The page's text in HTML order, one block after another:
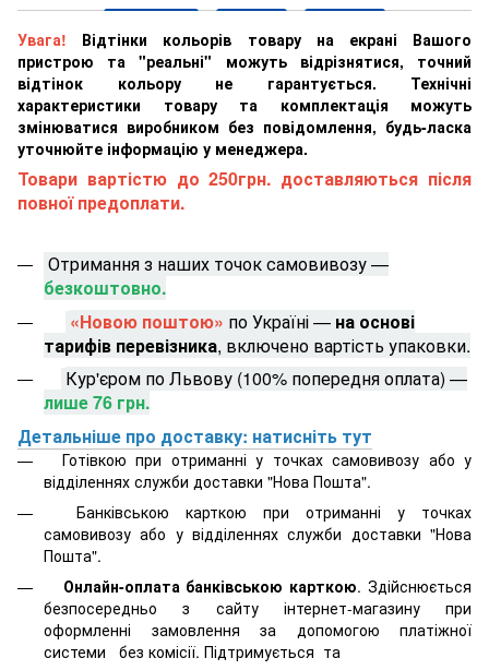
Увага! Відтінки кольорів товару на екрані Вашого
пристрою та "реальні" можуть відрізнятися, точний
відтінок кольору не гарантується. Технічні
характеристики товару та комплектація можуть
змінюватися виробником без повідомлення, будь-ласка
уточнюйте інформацію у менеджера.
Товари вартістю до 250грн. доставляються після
повної предоплати.
Отримання з наших точок самовивозу —
безкоштовно.
«Новою поштою» по Україні — на основі
тарифів перевізника, включено вартість упаковки.
Кур'єром по Львову (100% попередня оплата) —
лише 76 грн.
Детальніше про доставку: натисніть тут
Готівкою при отриманні у точках самовивозу або у
відділеннях служби доставки "Нова Пошта".
Банківською карткою при отриманні у точках
самовивозу або у відділеннях служби доставки "Нова
Пошта".
Онлайн-оплата банківською карткою. Здійснюється
безпосередньо з сайту інтернет-магазину при
оформленні замовлення за допомогою платіжної
системи
без комісії. Підтримується та